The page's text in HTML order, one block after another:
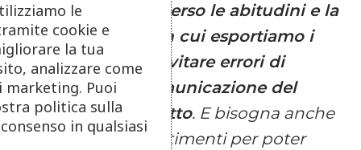
molta attenzione verso le abitudini e la
cultura dei Paesi in cui esportiamo i
nostri format per evitare errori di
approccio e di comunicazione del
format e del prodotto. E bisogna anche
fare adeguati investimenti per poter
le
cookie e
la tua
analizzare come
Puoi
politica sulla
in qualsiasi